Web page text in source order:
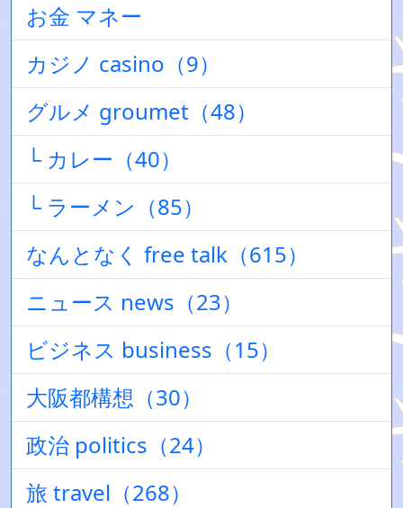
お金 マネー
カジノ casino（9）
グルメ groumet（48）
└ カレー（40）
└ ラーメン（85）
なんとなく free talk（615）
ニュース news（23）
ビジネス business（15）
大阪都構想（30）
政治 politics（24）
旅 travel（268）